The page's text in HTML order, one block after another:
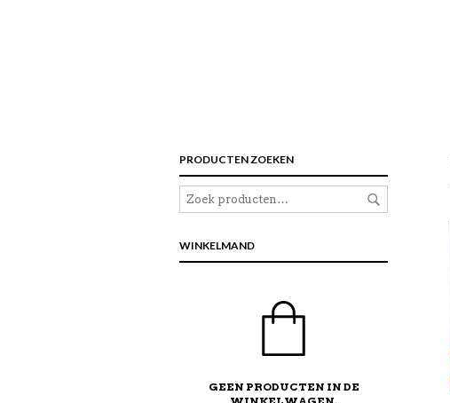
PRODUCTEN ZOEKEN
WINKELMAND
GEEN PRODUCTEN IN DE